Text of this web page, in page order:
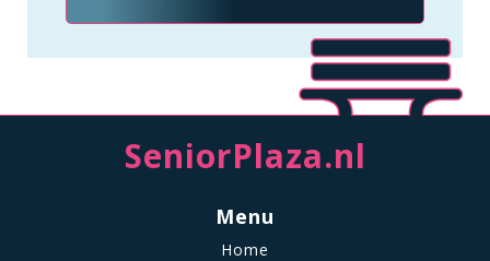
SeniorPlaza.nl
Menu
Home